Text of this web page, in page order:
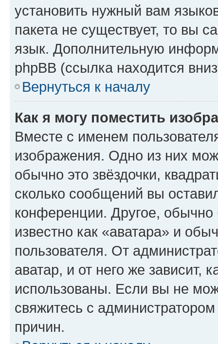
установить нужный вам
пакета не существует, то вы
язык. Дополнительную
phpBB (ссылка находится
Вернуться к началу
Как я могу поместить
Вместе с именем
изображения. Одно из них
обычно это звёздочки,
сколько сообщений вы
конференции. Другое,
известно как «аватара» и
пользователя. От
аватар, и от него же зависит,
использованы. Если вы не
свяжитесь с
причин.